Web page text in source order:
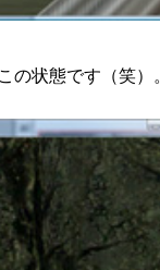
状態です（笑）。